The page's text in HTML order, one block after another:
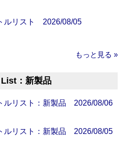
ルリスト 2026/08/05
もっと見る »
：新製品
ルリスト：新製品 2026/08/06
ルリスト：新製品 2026/08/05